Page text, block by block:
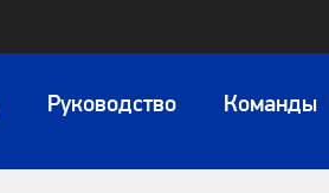
Руководство Команды